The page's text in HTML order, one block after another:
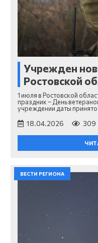
Учрежден
Ростовской
1 июля в Ростовской
праздник – День
учреждении даты
18.04.2026 309
ВЕСТИ РЕГИОНА